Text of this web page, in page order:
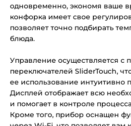
одновременно, экономя ваше
конфорка имеет свое
позволяет точно подбирать
блюда.
Управление осуществляется
переключателей SliderTouch,
ее использование интуитивно
Дисплей отображает всю
и помогает в контроле
Кроме того, прибор оснащен